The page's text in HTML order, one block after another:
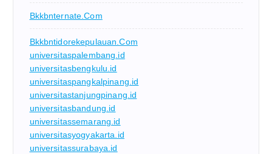
Bkkbnternate.com
Bkkbntidorekepulauan.com
universitaspalembang.id
universitasbengkulu.id
universitaspangkalpinang.id
universitastanjungpinang.id
universitasbandung.id
universitassemarang.id
universitasyogyakarta.id
universitassurabaya.id